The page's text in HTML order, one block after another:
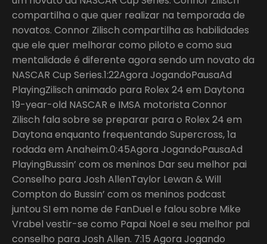
compartilha o que quer realizar na temporada de
novatos. Connor Zilisch compartilha as habilidades
que ele quer melhorar como piloto e como sua
mentalidade é diferente agora sendo um novato da
NASCAR Cup Series.1:22Agora JogandoPausaAd
PlayingZilisch animado para Rolex 24 em Daytona
19-year-old NASCAR e IMSA motorista Connor
Zilisch fala sobre se preparar para o Rolex 24 em
Daytona enquanto frequentando Supercross, 1a
rodada em Anaheim.0:45Agora JogandoPausaAd
PlayingBussin’ com os meninos Dar seu melhor pai
Conselho para Josh AllenTaylor Lewan & Will
Compton do Bussin’ com os meninos podcast
juntou SI em nome de FanDuel e falou sobre Mike
Vrabel vestir-se como Papai Noel e seu melhor pai
conselho para Josh Allen. 7:15 Agora Jogando